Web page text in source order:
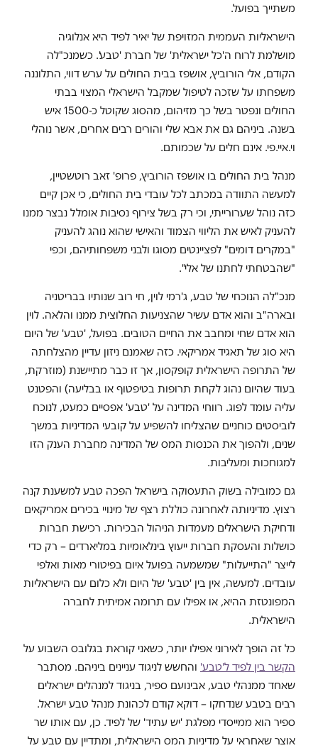
משתייך בפועל.
הישראליות העממית המזויפת של יאיר לפיד היא אנלוגיה
מושלמת לרוח ה'כל ישראלית' של חברת 'טבע'. כשמנכ"לה
הקודם, אלי הורוביץ, אושפז בבית החולים על ערש דווי, התלוננה
משפחתו על שזכה לטיפול שמקבל הישראלי המצוי בבתי
החולים ונפטר בשל כך מזיהום, מהסוג שקוטל כ-1500 איש
בשנה. ביניהם גם את אבא שלי והורים רבים אחרים, אשר נוהלי
וי.איי.פי. אינם חלים על שכמותם.
מנהל בית החולים בו אושפז הורוביץ, פרופ' זאב רוטשטיין,
למעשה התוודה במכתב לכל עובדי בית החולים, כי אכן קיים
כזה נוהל שערורייתי, וכי רק בשל צירוף נסיבות אומלל נבצר ממנו
להעניק לאיש את הליווי הצמוד והאישי שהוא נוהג להעניק
"במקרים דומים" לפציינטים מסוגו ולבני משפחותיהם, וכפי
"שהבטחתי לחתנו של אלי".
מנכ"לה הנוכחי של טבע, ג'רמי לוין, חי רוב שנותיו בבריטניה
ובארה"ב והוא אדם עשיר שהצניעות החלוצית ממנו והלאה. לוין
הוא אדם שחי ומחבב את החיים הטובים. בפועל, 'טבע' של היום
היא סוג של תאגיד אמריקאי. כזה שאמנם ניזון עדיין מהצלחתה
של התרופה הישראלית קופקסון, אך זו כבר מתיישנת (מוזרקת,
בעוד שהיום נהוג לקחת תרופות בטיפטוף או בבליעה) והפטנט
עליה עומד לפוג. רווחי המדינה על 'טבע' אפסיים כמעט, לנוכח
לוביסטים כוחניים שהצליחו להשפיע על קובעי המדיניות במשך
שנים, ולהפוך את הכנסות המס של המדינה מחברת הענק הזו
למגוחכות ומעליבות.
גם כמובילה בשוק התעסוקה בישראל הפכה טבע למשענת קנה
רצוץ. מדיניותה לאחרונה כוללת רצף של מינויי בכירים אמריקאים
ודחיקת הישראלים מעמדות הניהול הבכירות. רכישת חברות
כושלות והעסקת חברות ייעוץ בינלאומיות במליארדים – רק כדי
לייצר "התייעלות" שמשמעה בפועל איום בפיטורי מאות ואלפי
עובדים. למעשה, אין בין 'טבע' של היום ולא כלום עם הישראליות
המפונטזת ההיא, או אפילו עם תרומה אמיתית לחברה
הישראלית.
כל זה הופך לאירוני אפילו יותר, כשאני קוראת בגלובס השבוע על
הקשר בין לפיד ל'טבע' והחשש לניגוד עניינים ביניהם. מסתבר
שאחד ממנהלי טבע, אבינועם ספיר, בניגוד למנהלים ישראלים
רבים בטבע שנדחקו – דוקא קודם לכהונת מנהל טבע ישראל.
ספיר הוא ממייסדי מפלגת 'יש עתיד' של לפיד. כן, עם אותו שר
אוצר שאחראי על מדיניות המס הישראלית, ומתדיין עם טבע על